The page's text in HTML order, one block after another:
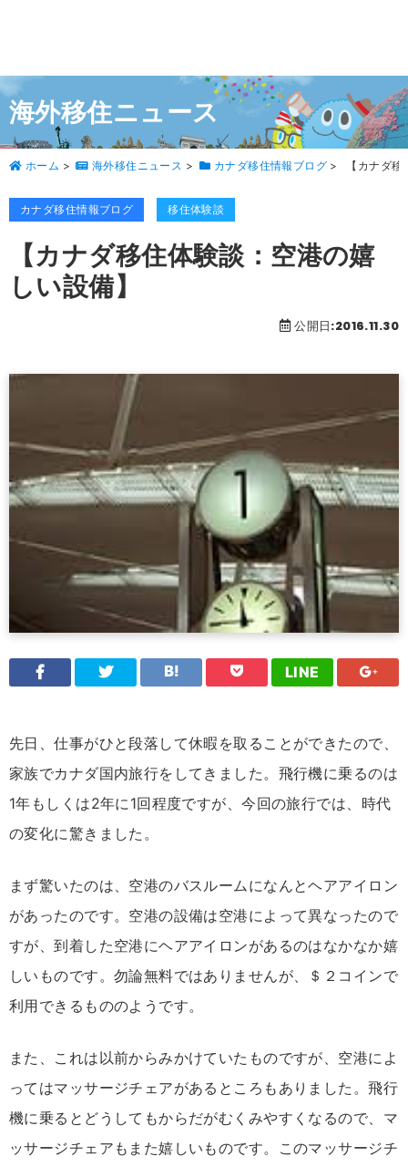
海外移住ニュース
ホーム > 海外移住ニュース > カナダ移住情報ブログ > 【カナダ
カナダ移住情報ブログ 移住体験談
【カナダ移住体験談：空港の嬉
しい設備】
公開日:2016.11.30
LINE
先日、仕事がひと段落して休暇を取ることができたので、
家族でカナダ国内旅行をしてきました。飛行機に乗るのは
1年もしくは2年に1回程度ですが、今回の旅行では、時代
の変化に驚きました。
まず驚いたのは、空港のバスルームになんとヘアアイロン
があったのです。空港の設備は空港によって異なったので
すが、到着した空港にヘアアイロンがあるのはなかなか嬉
しいものです。勿論無料ではありませんが、＄２コインで
利用できるもののようです。
また、これは以前からみかけていたものですが、空港によ
ってはマッサージチェアがあるところもありました。飛行
機に乗るとどうしてもからだがむくみやすくなるので、マ
ッサージチェアもまた嬉しいものです。このマッサージチ